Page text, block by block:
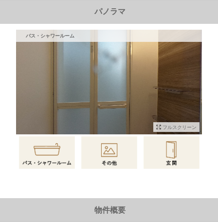
パノラマ
物件情報に戻る
バス・シャワールーム
フルスクリーン
物件概要